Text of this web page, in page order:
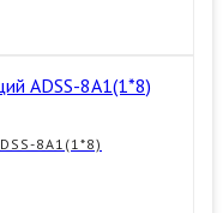
8А1(1*8)